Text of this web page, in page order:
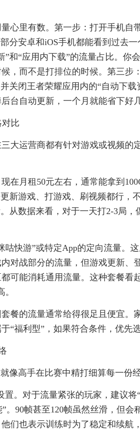
心里有数。第一步：打开手机自
分安卓和iOS手机都能看到过去一
和“应用内下载”的流量占比。你
，而不是打排位的时候。第三步
关闭王者荣耀应用内的“自动下载
台自动更新，一个月就能省下好几
比
大运营商都有针对游戏或视频的
在月租50元左右，通常能拿到
新游戏、打游戏、刷视频都行，
从数据来看，对于一天打2-3局，
快游”或特定App的定向流量。这
对战部分的流量，但游戏更新、
可能消耗通用流量。这种套餐看
餐的流量通常给得很足且便宜。
“福利型”，如果符合条件，优先选
像高手在比赛中精打细算每一份经
。对于流量紧张的玩家，建议将
。90帧甚至120帧虽然丝滑，但会
们也表示训练时为了稳定和续航